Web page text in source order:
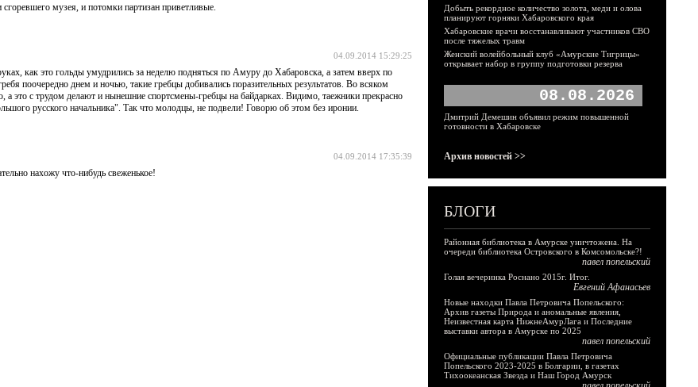
музея, и потомки партизан приветливые.
04.09.2014 15:29:25
как это гольды умудрились за неделю подняться по Амуру до Хабаровска, а затем вверх по
поочередно днем и ночью, такие гребцы добивались поразительных результатов. Во всяком
это с трудом делают и нынешние спортсмены-гребцы на байдарках. Видимо, таежники прекрасно
русского начальника". Так что молодцы, не подвели! Говорю об этом без иронии.
04.09.2014 17:35:39
нахожу что-нибудь свеженькое!
Добыть рекордное количество золота, меди и олова
планируют горняки Хабаровского края
Хабаровские врачи восстанавливают участников СВО
после тяжелых травм
Женский волейбольный клуб «Амурские Тигрицы»
открывает набор в группу подготовки резерва
08.08.2026
Дмитрий Демешин объявил режим повышенной
готовности в Хабаровске
Архив новостей >>
БЛОГИ
Районная библиотека в Амурске уничтожена. На
очереди библиотека Островского в Комсомольске?!
павел попельский
Голая вечеринка Роснано 2015г. Итог.
Евгений Афанасьев
Новые находки Павла Петровича Попельского:
Архив газеты Природа и аномальные явления,
Неизвестная карта НижнеАмурЛага и Последние
выставки автора в Амурске по 2025
павел попельский
Официальные публикации Павла Петровича
Попельского 2023-2025 в Болгарии, в газетах
Тихоокеанская Звезда и Наш Город Амурск